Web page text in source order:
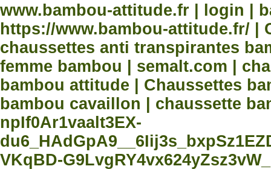
www.bambou-attitude.fr | login |
https://www.bambou-attitude.fr/ |
chaussettes anti transpirantes
femme bambou | semalt.com |
bambou attitude | Chaussettes
bambou cavaillon | chaussette
npIf0Ar1vaalt3EX-
VKqBD-